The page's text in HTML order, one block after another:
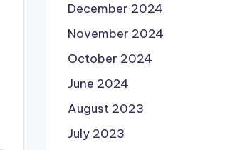
December 2024
November 2024
October 2024
June 2024
August 2023
July 2023